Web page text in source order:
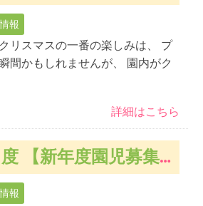
報
リスマスの一番の楽しみは、 プ
間かもしれませんが、 園内がク
詳細はこちら
年度園児募集のお知らせ】
報